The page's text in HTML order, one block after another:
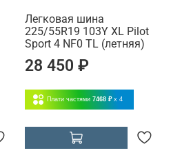
Легковая шина
225/55R19 103Y XL Pilot
Sport 4 NF0 TL (летняя)
28 450 ₽
Плати частями 7468 ₽ x 4